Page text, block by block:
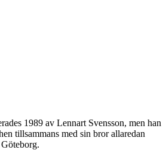
1989 av Lennart Svensson, men han
tillsammans med sin bror allaredan